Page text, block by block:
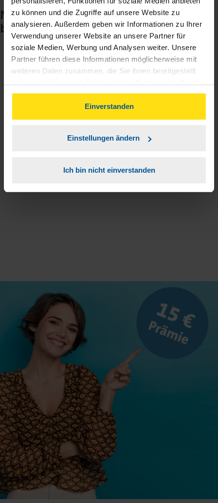
zu können und die Zugriffe auf unsere Website zu
analysieren. Außerdem geben wir Informationen zu Ihrer
Verwendung unserer Website an unsere Partner für
soziale Medien, Werbung und Analysen weiter. Unsere
Partner führen diese Informationen möglicherweise mit
weiteren Daten zusammen, die Sie ihnen bereitgestellt
gesammelt haben. Indem Sie auf Einverstanden klicken,
können Sie der Verwendung von Cookies, gemäß
unserer
Einverstanden
Einstellungen ändern
Ich bin nicht einverstanden
Noch keinen Zugang? So einfach
beantragen Sie ihn.
1
Sie teilen mir mit, dass Sie MeineVLH nutzen
wollen.
Sie bekommen eine E-Mail mit Ihren Zugangsdaten
Sie erhalten von mir Ihr Einmal-Passwort.
Aktivierungslink anklicken, Einmalpasswort